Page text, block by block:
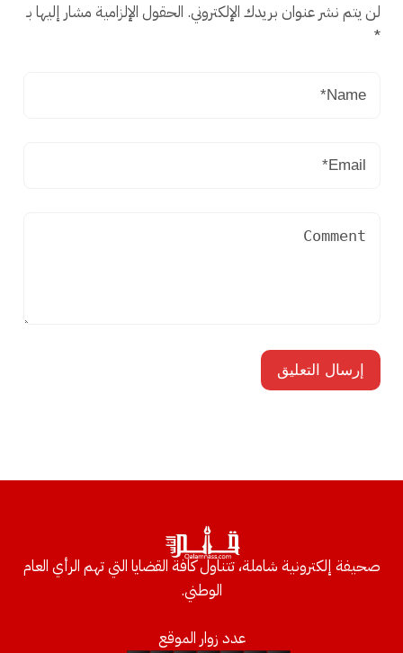
لن يتم نشر عنوان بريدك الإلكتروني. الحقول الإلزامية مشار إليها بـ
*
صحيفة إلكترونية شاملة، تتناول كافة القضايا التي تهم الرأي العام
الوطني.
عدد زوار الموقع